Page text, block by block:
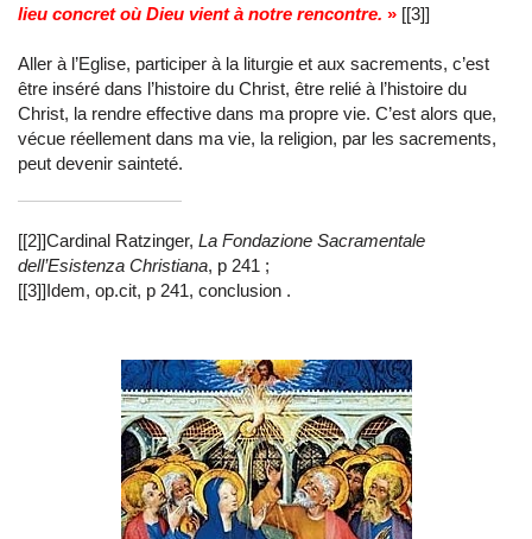
lieu concret où Dieu vient à notre rencontre. » [[3]]
Aller à l’Eglise, participer à la liturgie et aux sacrements, c’est
être inséré dans l’histoire du Christ, être relié à l’histoire du
Christ, la rendre effective dans ma propre vie. C’est alors que,
vécue réellement dans ma vie, la religion, par les sacrements,
peut devenir sainteté.
[[2]]Cardinal Ratzinger, La Fondazione Sacramentale
dell’Esistenza Christiana, p 241 ;
[[3]]Idem, op.cit, p 241, conclusion .